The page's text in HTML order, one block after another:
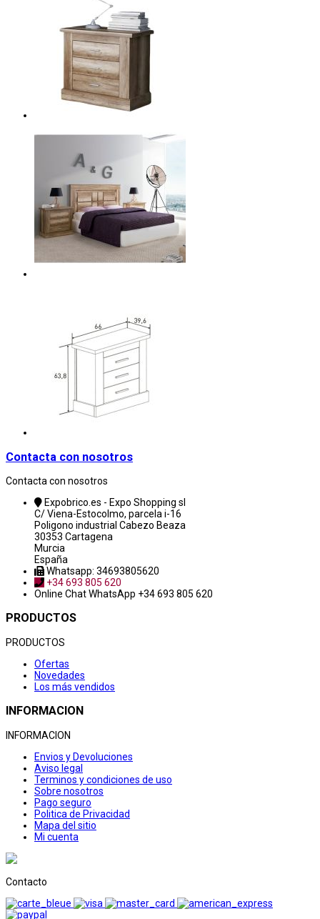
Contacta con nosotros
Contacta con nosotros
Expobrico.es - Expo Shopping sl
C/ Viena-Estocolmo, parcela i-16
Poligono industrial Cabezo Beaza
30353 Cartagena
Murcia
España
Whatsapp: 34693805620
+34 693 805 620
Online ChatWhatsApp +34 693 805 620
PRODUCTOS
PRODUCTOS
Ofertas
Novedades
Los más vendidos
INFORMACION
INFORMACION
Envios y Devoluciones
Aviso legal
Terminos y condiciones de uso
Sobre nosotros
Pago seguro
Politica de Privacidad
Mapa del sitio
Mi cuenta
Contacto